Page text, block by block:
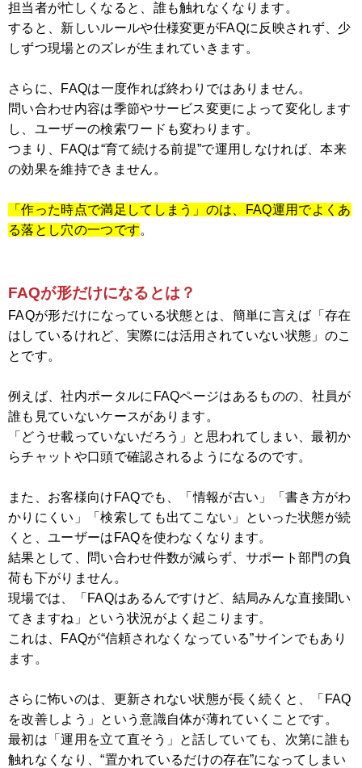
担当者が忙しくなると、誰も触れなくなります。
すると、新しいルールや仕様変更がFAQに反映されず、少
しずつ現場とのズレが生まれていきます。
さらに、FAQは一度作れば終わりではありません。
問い合わせ内容は季節やサービス変更によって変化します
し、ユーザーの検索ワードも変わります。
つまり、FAQは“育て続ける前提”で運用しなければ、本来
の効果を維持できません。
「作った時点で満足してしまう」のは、FAQ運用でよくあ
る落とし穴の一つです。
FAQが形だけになるとは？
FAQが形だけになっている状態とは、簡単に言えば「存在
はしているけれど、実際には活用されていない状態」のこ
とです。
例えば、社内ポータルにFAQページはあるものの、社員が
誰も見ていないケースがあります。
「どうせ載っていないだろう」と思われてしまい、最初か
らチャットや口頭で確認されるようになるのです。
また、お客様向けFAQでも、「情報が古い」「書き方がわ
かりにくい」「検索しても出てこない」といった状態が続
くと、ユーザーはFAQを使わなくなります。
結果として、問い合わせ件数が減らず、サポート部門の負
荷も下がりません。
現場では、「FAQはあるんですけど、結局みんな直接聞い
てきますね」という状況がよく起こります。
これは、FAQが“信頼されなくなっている”サインでもあり
ます。
さらに怖いのは、更新されない状態が長く続くと、「FAQ
を改善しよう」という意識自体が薄れていくことです。
最初は「運用を立て直そう」と話していても、次第に誰も
触れなくなり、“置かれているだけの存在”になってしまい